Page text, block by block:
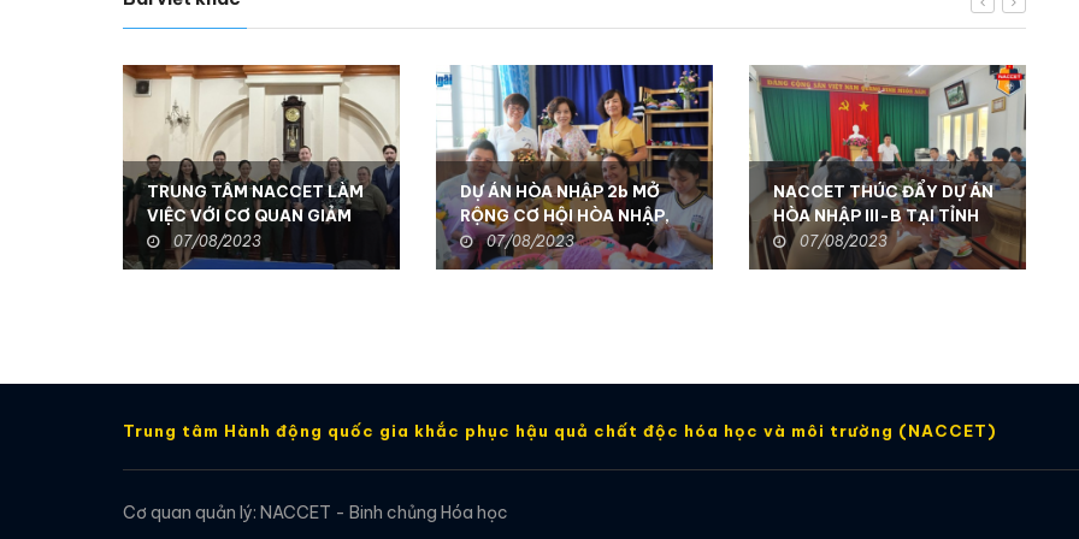
TRUNG TÂM NACCET LÀM
VIỆC VỚI CƠ QUAN GIẢM
THIỂU ĐE DỌA QUỐC
PHÒNG HOA KỲ
07/08/2023
DỰ ÁN HÒA NHẬP 2b MỞ
RỘNG CƠ HỘI HÒA NHẬP,
NÂNG CAO CHẤT LƯỢNG
SỐNG CHO NGƯỜI KHUYẾT
07/08/2023
NACCET THÚC ĐẨY DỰ ÁN
HÒA NHẬP III-B TẠI TỈNH
ĐỒNG NAI: Hỗ trợ sinh kế và
nâng cao dịch vụ phục hồi
07/08/2023
Trung tâm Hành động quốc gia khắc phục hậu quả chất độc hóa học và môi trường (NACCET)
Cơ quan quản lý: NACCET - Binh chủng Hóa học